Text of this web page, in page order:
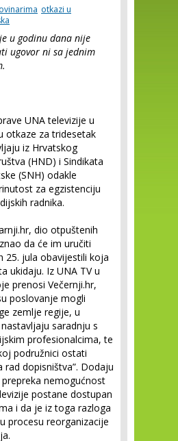
otkazi u
u godinu dana nije
ugovor ni sa jednim
UNA televizije u
otkaze za tridesetak
iz Hrvatskog
(HND) i Sindikata
(SNH) odakle
za egzistenciju
radnika.
dio otpuštenih
da će im uručiti
25. jula obavijestili koja
ukidaju. Iz UNA TV u
prenosi Večernji.hr,
poslovanje mogli
zemlje regije, u
saradnju s
profesionalcima, te
podružnici ostati
rad dopisništva”. Dodaju
nemogućnost
postane dostupan
i da je iz toga razloga
procesu reorganizacije